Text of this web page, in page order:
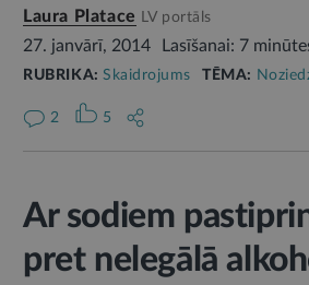
Laura Platace LV portāls
27. janvārī, 2014 Lasīšanai: 7
RUBRIKA:Skaidrojums TĒMA:
2 5
Ar sodiem
pret nelegālā